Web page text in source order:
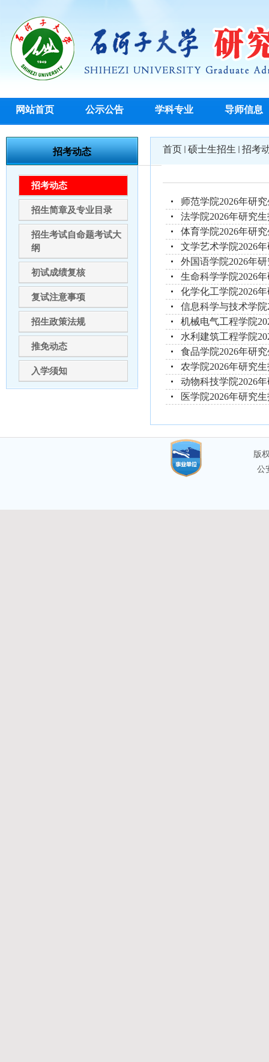
网站首页 公示公告 学科专业 导师信息
招考动态
招考动态
招生简章及专业目录
招生考试自命题考试大
纲
初试成绩复核
复试注意事项
招生政策法规
推免动态
入学须知
首页 硕士生招生 招考
师范学院2026年研
法学院2026年研究
体育学院2026年研
文学艺术学院2026
外国语学院2026年
生命科学学院2026
化学化工学院2026
信息科学与技术学
机械电气工程学院
水利建筑工程学院
食品学院2026年研
农学院2026年研究
动物科技学院2026
医学院2026年研究
版
公